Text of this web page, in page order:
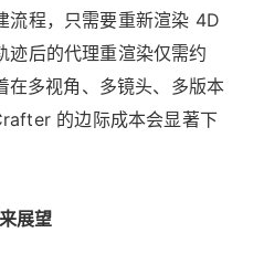
流程，只需要重新渲染 4D
迹后的代理重渲染仅需约
多视角、多镜头、多版本
的边际成本会显著下
展望